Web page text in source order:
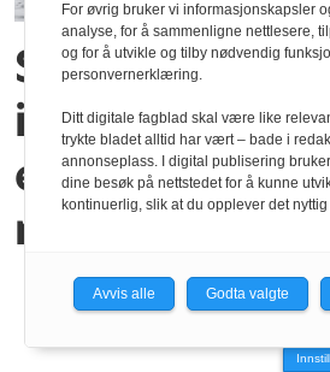
ikke? Nå kan
eldste
master ryke
For øvrig bruker vi informasjonskapsler
analyse, for å sammenligne nettlesere,
og for å utvikle og tilby nødvendig
personvernerklæring.
Ditt digitale fagblad skal være like
trykte bladet alltid har vært – bade i
annonseplass. I digital publisering
dine besøk på nettstedet for å kunne
kontinuerlig, slik at du opplever det
Avvis alle Godta valgte